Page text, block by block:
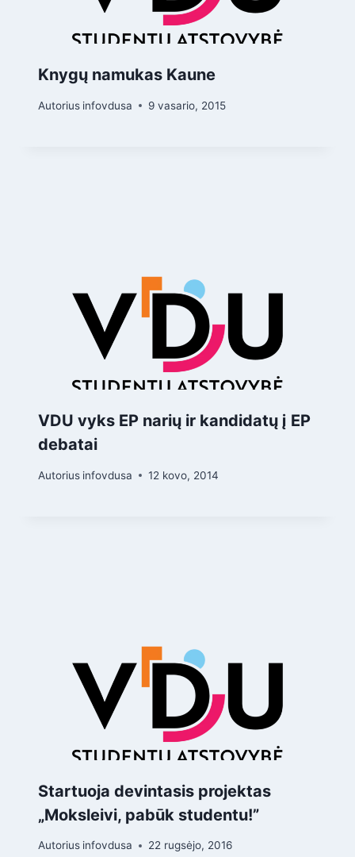
Knygų namukas Kaune
Autorius infovdusa 9 vasario, 2015
VDU vyks EP narių ir kandidatų į EP
debatai
Autorius infovdusa 12 kovo, 2014
Startuoja devintasis projektas
„Moksleivi, pabūk studentu!”
Autorius infovdusa 22 rugsėjo, 2016